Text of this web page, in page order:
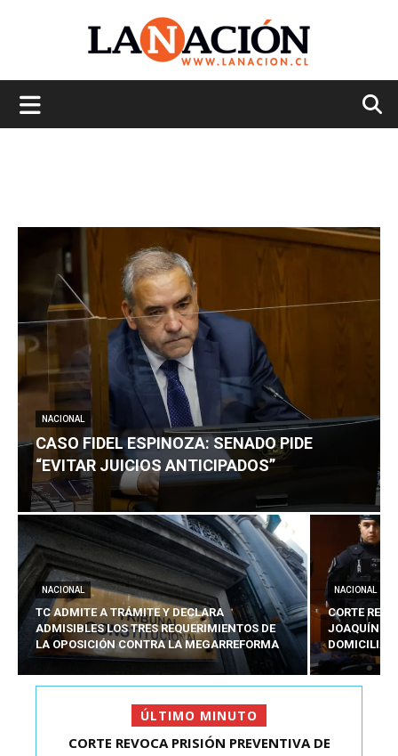
NACIONAL
CASO FIDEL ESPINOZA: SENADO PIDE
“EVITAR JUICIOS ANTICIPADOS”
NACIONAL
TC ADMITE A TRÁMITE Y DECLARA
ADMISIBLES LOS TRES REQUERIMIENTOS DE
LA OPOSICIÓN CONTRA LA MEGARREFORMA
NACIONAL
CORTE
JOAQUÍN
ÚLTIMO MINUTO
CORTE REVOCA PRISIÓN PREVENTIVA DE